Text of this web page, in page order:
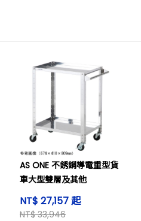
AS ONE 不銹鋼導電重型貨
車大型雙層及其他
NT$ 27,157 起
NT$ 33,946